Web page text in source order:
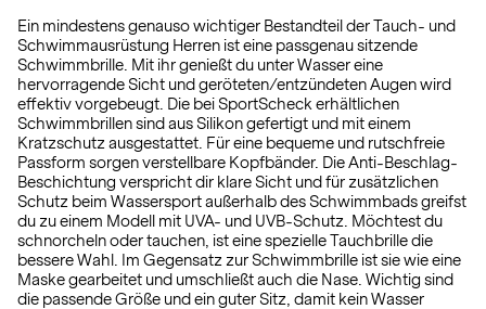
Ein mindestens genauso wichtiger Bestandteil der Tauch- und
Schwimmausrüstung Herren ist eine passgenau sitzende
Schwimmbrille. Mit ihr genießt du unter Wasser eine
hervorragende Sicht und geröteten/entzündeten Augen wird
effektiv vorgebeugt. Die bei SportScheck erhältlichen
Schwimmbrillen sind aus Silikon gefertigt und mit einem
Kratzschutz ausgestattet. Für eine bequeme und rutschfreie
Passform sorgen verstellbare Kopfbänder. Die Anti-Beschlag-
Beschichtung verspricht dir klare Sicht und für zusätzlichen
Schutz beim Wassersport außerhalb des Schwimmbads greifst
du zu einem Modell mit UVA- und UVB-Schutz. Möchtest du
schnorcheln oder tauchen, ist eine spezielle Tauchbrille die
bessere Wahl. Im Gegensatz zur Schwimmbrille ist sie wie eine
Maske gearbeitet und umschließt auch die Nase. Wichtig sind
die passende Größe und ein guter Sitz, damit kein Wasser